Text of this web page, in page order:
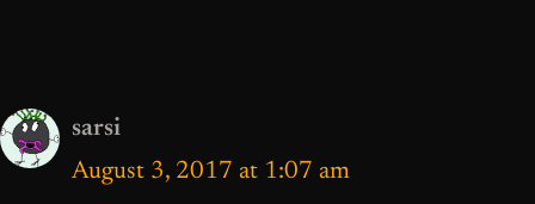
sarsi
August 3, 2017 at 1:07 am